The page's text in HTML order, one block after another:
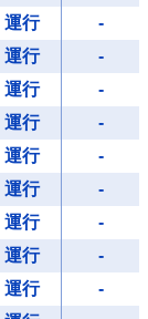
運行
-
運行
-
運行
-
運行
-
運行
-
運行
-
運行
-
運行
-
運行
-